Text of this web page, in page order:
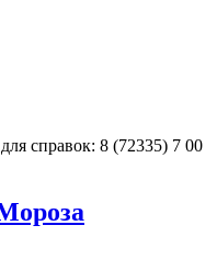
справок: 8 (72335) 7 00